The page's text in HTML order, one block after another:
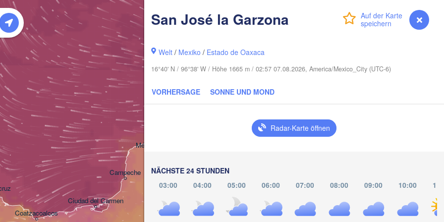
Anmelden myVentusky Vorhersage
San José la Garzona
Welt / Mexiko / Estado de Oaxaca
16°40' N / 96°38' W / Höhe 1665 m / 02:57 07.08.2026, America/Mexico_City (UTC-6)
VORHERSAGE SONNE UND MOND
Radar-Karte öffnen
NÄCHSTE 24 STUNDEN
03:00
04:00 05:00 06:00 07:00 08:00 09:00 10:00
Campeche
Coatzacoalcos
Ciudad del Carmen
Miami
Mérida
Chetumal